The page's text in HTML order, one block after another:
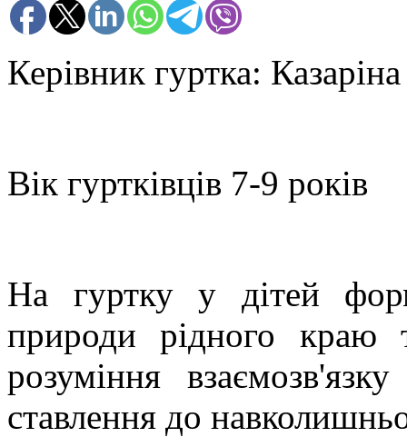
Керівник гуртка: Казаріна
Вік гуртківців 7-9 років
На гуртку у дітей
природи рідного краю
розуміння
ставлення до